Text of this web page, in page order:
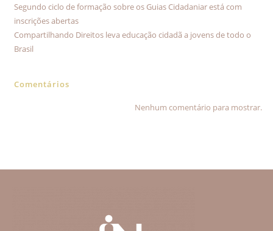
Segundo ciclo de formação sobre os Guias Cidadaniar está com
inscrições abertas
Compartilhando Direitos leva educação cidadã a jovens de todo o
Brasil
Comentários
Nenhum comentário para mostrar.